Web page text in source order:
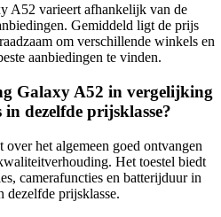
A52 varieert afhankelijk van de
Gemiddeld ligt de prijs
om verschillende winkels en
aanbiedingen te vinden.
Galaxy A52 in vergelijking
dezelfde prijsklasse?
het algemeen goed ontvangen
Het toestel biedt
camerafuncties en batterijduur in
dezelfde prijsklasse.